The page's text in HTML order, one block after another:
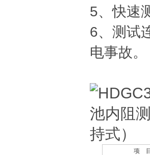
5、快速
6、测试
电事故。
项